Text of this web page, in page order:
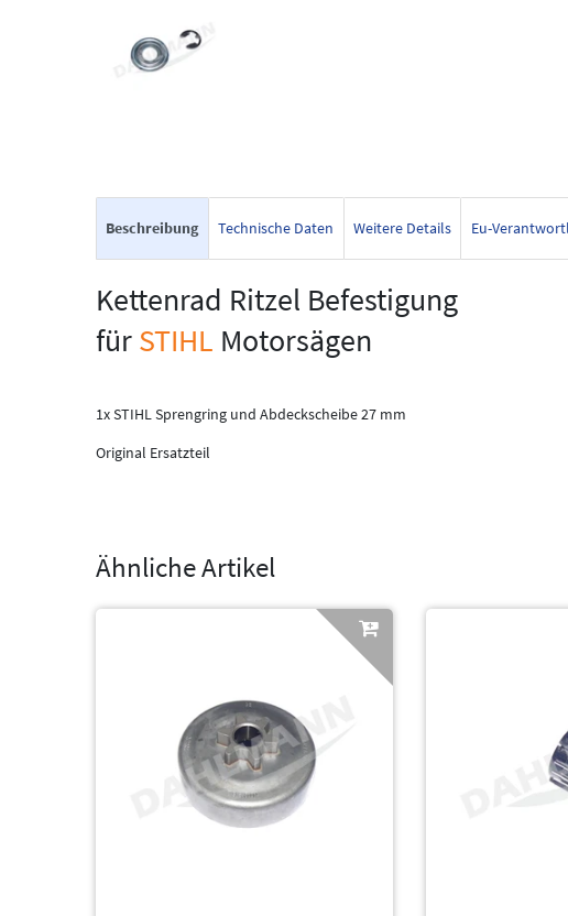
Beschreibung Technische Daten Weitere Details Eu-
Kettenrad Ritzel Befestigung
fürSTIHL Motorsägen
1x STIHL Sprengring und Abdeckscheibe 27 mm
Original Ersatzteil
Ähnliche Artikel